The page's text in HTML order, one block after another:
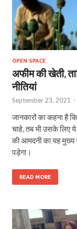
OPEN SPACE
अफीम की खेती,
नीतियां
September 23, 2021 -
जानकारों का कहना है
चाहे, तब भी उसके लिए
की आमदनी का यह मुख्य
पड़ेगा।
READ MORE